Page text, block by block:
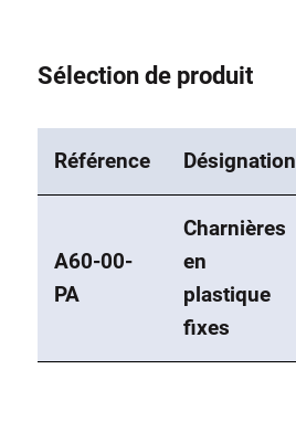
Sélection de produit
Référence Désignation
A60-00-
PA
Charnières
en
plastique
fixes